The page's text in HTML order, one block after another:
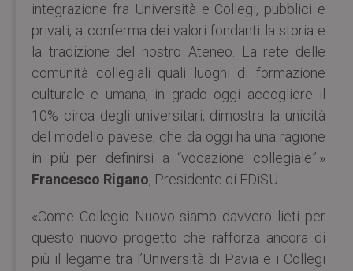
integrazione fra Università e Collegi, pubblici e
privati, a conferma dei valori fondanti la storia e
la tradizione del nostro Ateneo. La rete delle
comunità collegiali quali luoghi di formazione
culturale e umana, in grado oggi accogliere il
10% circa degli universitari, dimostra la unicità
del modello pavese, che da oggi ha una ragione
in più per definirsi a “vocazione collegiale”.»
Francesco Rigano, Presidente di EDiSU
«Come Collegio Nuovo siamo davvero lieti per
questo nuovo progetto che rafforza ancora di
più il legame tra l’Università di Pavia e i Collegi